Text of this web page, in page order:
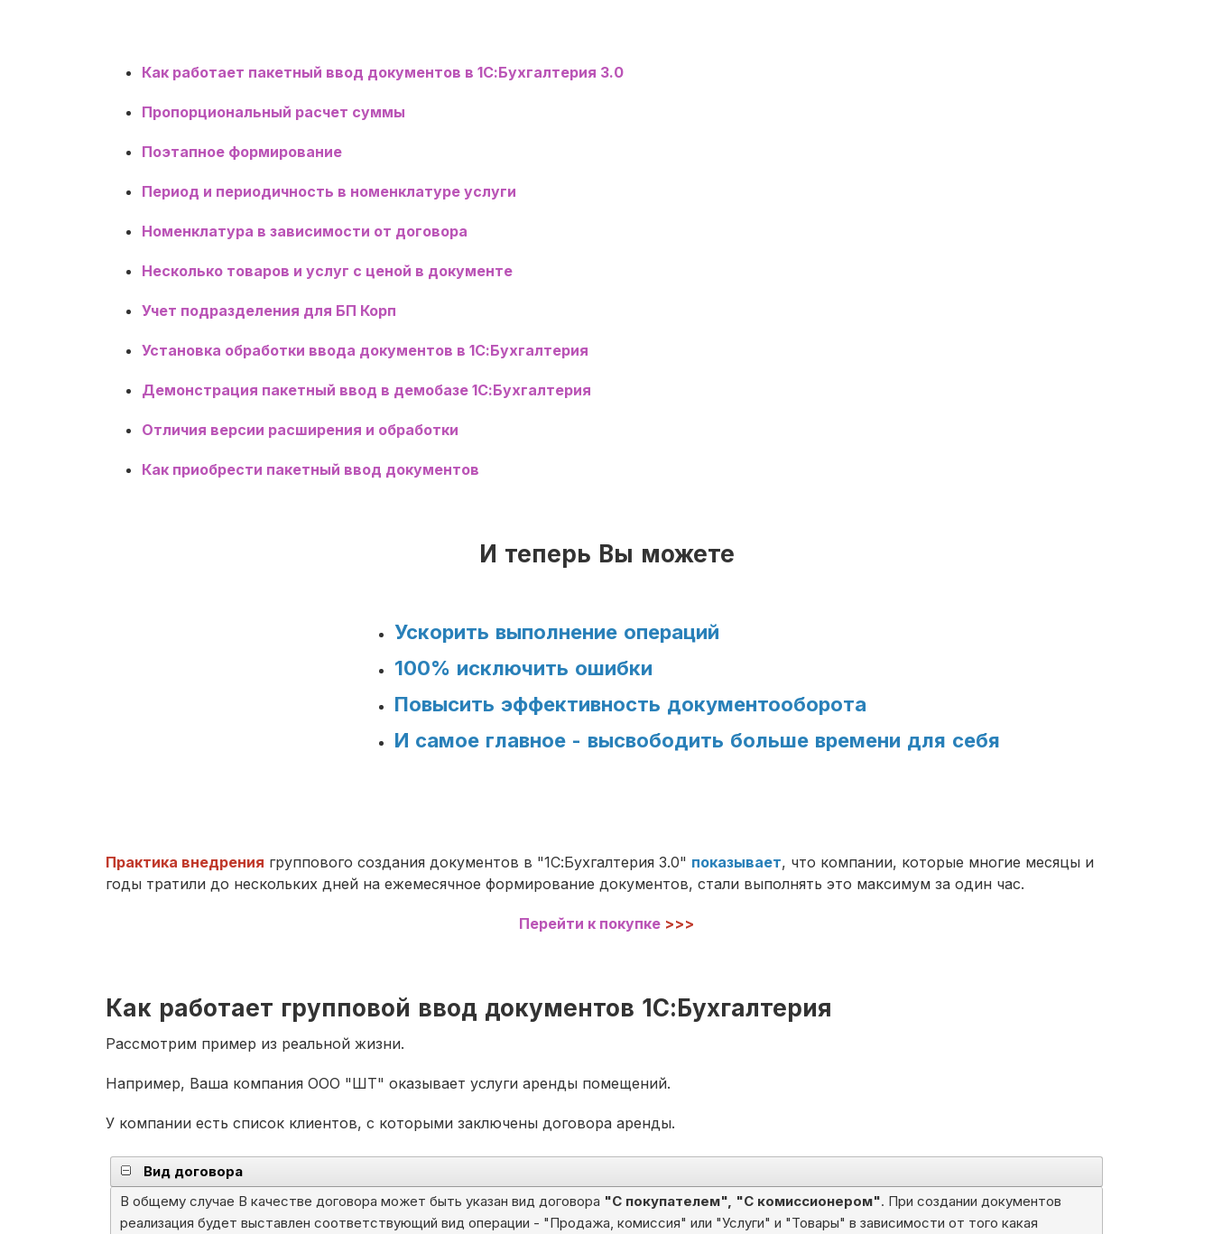
Как работает пакетный ввод документов в 1С:Бухгалтерия 3.0
Пропорциональный расчет суммы
Поэтапное формирование
Период и периодичность в номенклатуре услуги
Номенклатура в зависимости от договора
Несколько товаров и услуг с ценой в документе
Учет подразделения для БП Корп
Установка обработки ввода документов в 1С:Бухгалтерия
Демонстрация пакетный ввод в демобазе 1С:Бухгалтерия
Отличия версии расширения и обработки
Как приобрести пакетный ввод документов
И теперь Вы можете
Ускорить выполнение операций
100% исключить ошибки
Повысить эффективность документооборота
И самое главное - высвободить больше времени для себя
Практика внедрения группового создания документов в "1С:Бухгалтерия 3.0" показывает, что компании, которые многие месяцы и
годы тратили до нескольких дней на ежемесячное формирование документов, стали выполнять это максимум за один час.
Перейти к покупке >>>
Как работает групповой ввод документов 1С:Бухгалтерия
Рассмотрим пример из реальной жизни.
Например, Ваша компания ООО "ШТ" оказывает услуги аренды помещений.
У компании есть список клиентов, с которыми заключены договора аренды.
Вид договора
В общему случае В качестве договора может быть указан вид договора "С покупателем", "С комиссионером". При создании документов
реализация будет выставлен соответствующий вид операции - "Продажа, комиссия" или "Услуги" и "Товары" в зависимости от того какая